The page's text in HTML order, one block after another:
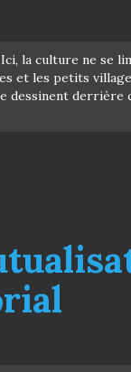
la culture ne se
et les petits
dessinent